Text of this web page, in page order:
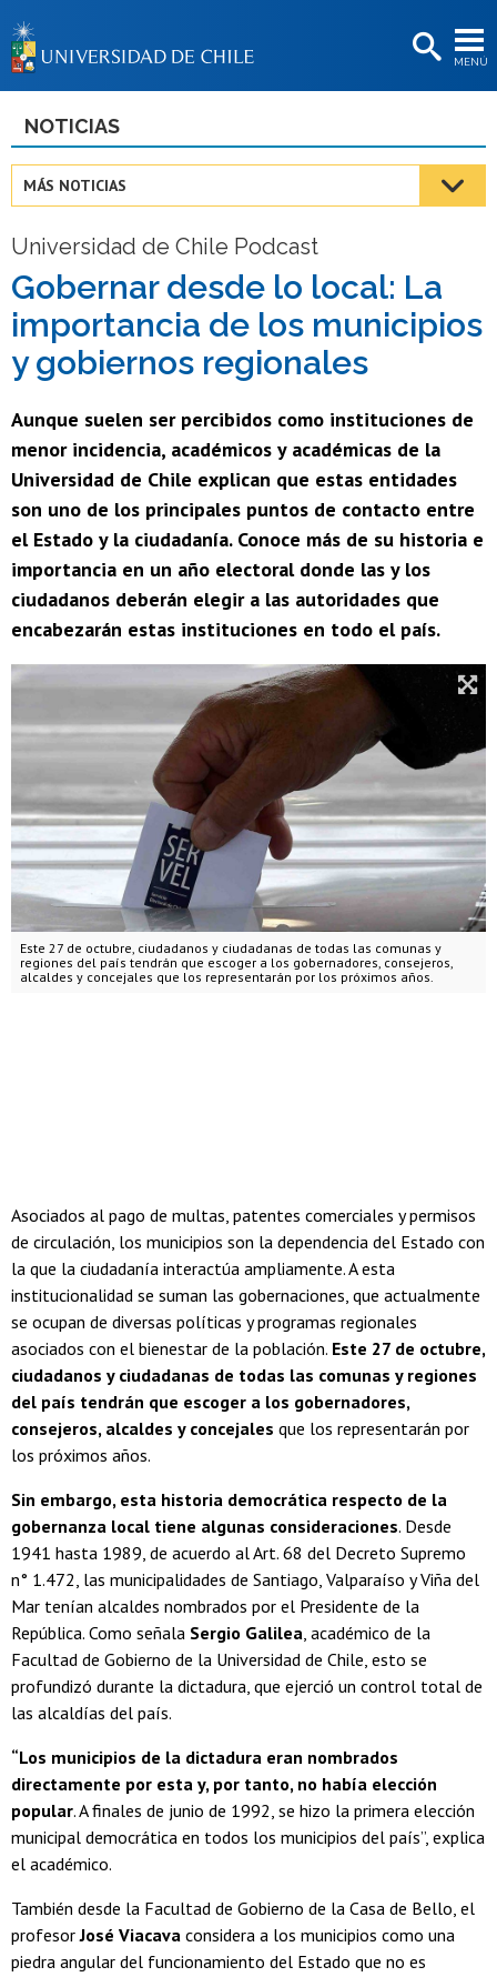
MENÚ
BIBLIOTECAS
Estudiantes
Académicas/os
Funcionarias/os
Egresadas/os
NOTICIAS
MÁS NOTICIAS
Universidad de Chile Podcast
Gobernar desde lo local: La
importancia de los municipios
y gobiernos regionales
Aunque suelen ser percibidos como instituciones de
menor incidencia, académicos y académicas de la
Universidad de Chile explican que estas entidades
son uno de los principales puntos de contacto entre
el Estado y la ciudadanía. Conoce más de su historia e
importancia en un año electoral donde las y los
ciudadanos deberán elegir a las autoridades que
encabezarán estas instituciones en todo el país.
Este 27 de octubre, ciudadanos y ciudadanas de todas las comunas y
regiones del país tendrán que escoger a los gobernadores, consejeros,
alcaldes y concejales que los representarán por los próximos años.
Asociados al pago de multas, patentes comerciales y permisos
de circulación, los municipios son la dependencia del Estado con
la que la ciudadanía interactúa ampliamente. A esta
institucionalidad se suman las gobernaciones, que actualmente
se ocupan de diversas políticas y programas regionales
asociados con el bienestar de la población. Este 27 de octubre,
ciudadanos y ciudadanas de todas las comunas y regiones
del país tendrán que escoger a los gobernadores,
consejeros, alcaldes y concejales que los representarán por
los próximos años.
Sin embargo, esta historia democrática respecto de la
gobernanza local tiene algunas consideraciones. Desde
1941 hasta 1989, de acuerdo al Art. 68 del Decreto Supremo
n° 1.472, las municipalidades de Santiago, Valparaíso y Viña del
Mar tenían alcaldes nombrados por el Presidente de la
República. Como señala Sergio Galilea , académico de la
Facultad de Gobierno de la Universidad de Chile, esto se
profundizó durante la dictadura, que ejerció un control total de
las alcaldías del país.
“Los municipios de la dictadura eran nombrados
directamente por esta y, por tanto, no había elección
popular. A finales de junio de 1992, se hizo la primera elección
municipal democrática en todos los municipios del país”, explica
el académico.
También desde la Facultad de Gobierno de la Casa de Bello, el
profesorJosé Viacava considera a los municipios como una
piedra angular del funcionamiento del Estado que no es